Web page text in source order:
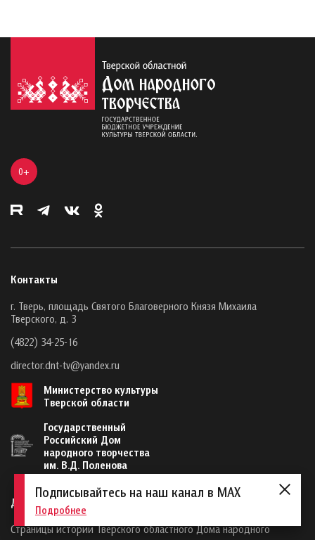
0+
Контакты
г. Тверь, площадь Святого Благоверного Князя Михаила
Тверского, д. 3
(4822) 34-25-16
director.dnt-tv@yandex.ru
Министерство культуры
Тверской области
Государственный
Российский Дом
народного творчества
им. В.Д. Поленова
Дом народного творчества
Страницы истории Тверского областного Дома народного
Подписывайтесь на наш канал в MAX
Подробнее